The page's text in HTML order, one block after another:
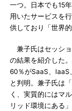
一つ。日本でも15
用いたサービスを
供しており「世界
兼子氏はセッシ
の結果を紹介した
60％がSaaS、IaaS
と判明。兼子氏は
く、実質的にはマ
リッド環境にある」